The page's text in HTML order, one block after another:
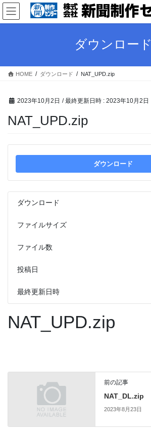
コ
ン
テ
ス
ナ
ビ
ゲ
ン
ダウンロード
HOME ダウンロード NAT_UPD.zip
2023年10月2日 / 最終更新日時 : 2023年10月2日
NAT_UPD.zip
ダウンロード
ダウンロード
ファイルサイズ
ファイル数
投稿日
最終更新日時
NAT_UPD.zip
前の記事
NAT_DL.zip
2023年8月23日